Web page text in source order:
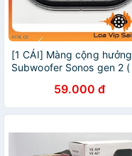
[1 CÁI] Màng cộng hưởng
Subwoofer Sonos gen 2 (
59.000 đ